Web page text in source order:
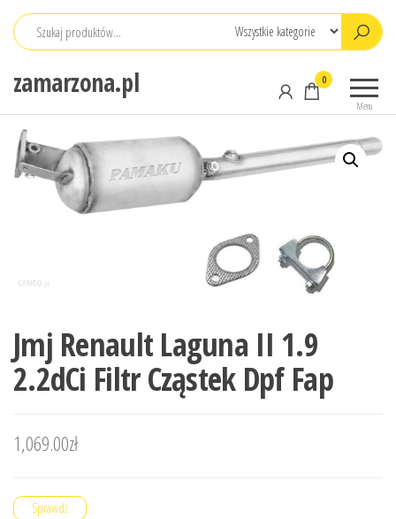
Przejdź
zamarzona.pl
Menu
0
Jmj Renault Laguna II 1.9
2.2dCi Filtr Cząstek Dpf Fap
1,069.00zł
Sprawdź